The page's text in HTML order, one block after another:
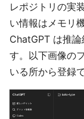
レポジトリの実
い情報はメモリ
ChatGPT は推論
す。以下画像の
いる所から登録